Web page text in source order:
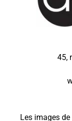
45,
Les images